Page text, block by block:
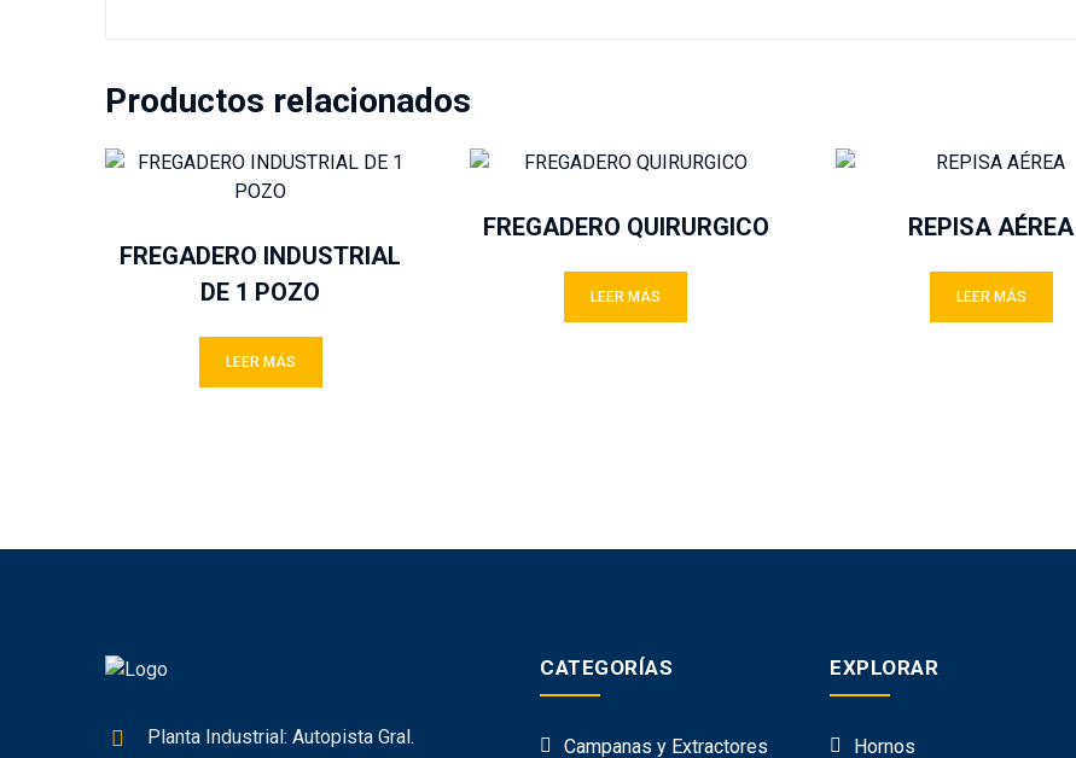
Productos relacionados
FREGADERO INDUSTRIAL
DE 1 POZO
LEER MÁS
FREGADERO QUIRURGICO
LEER MÁS
REPISA AÉREA
LEER MÁS
Planta Industrial: Autopista Gral.
CATEGORÍAS
Campanas y Extractores
EXPLORAR
Hornos